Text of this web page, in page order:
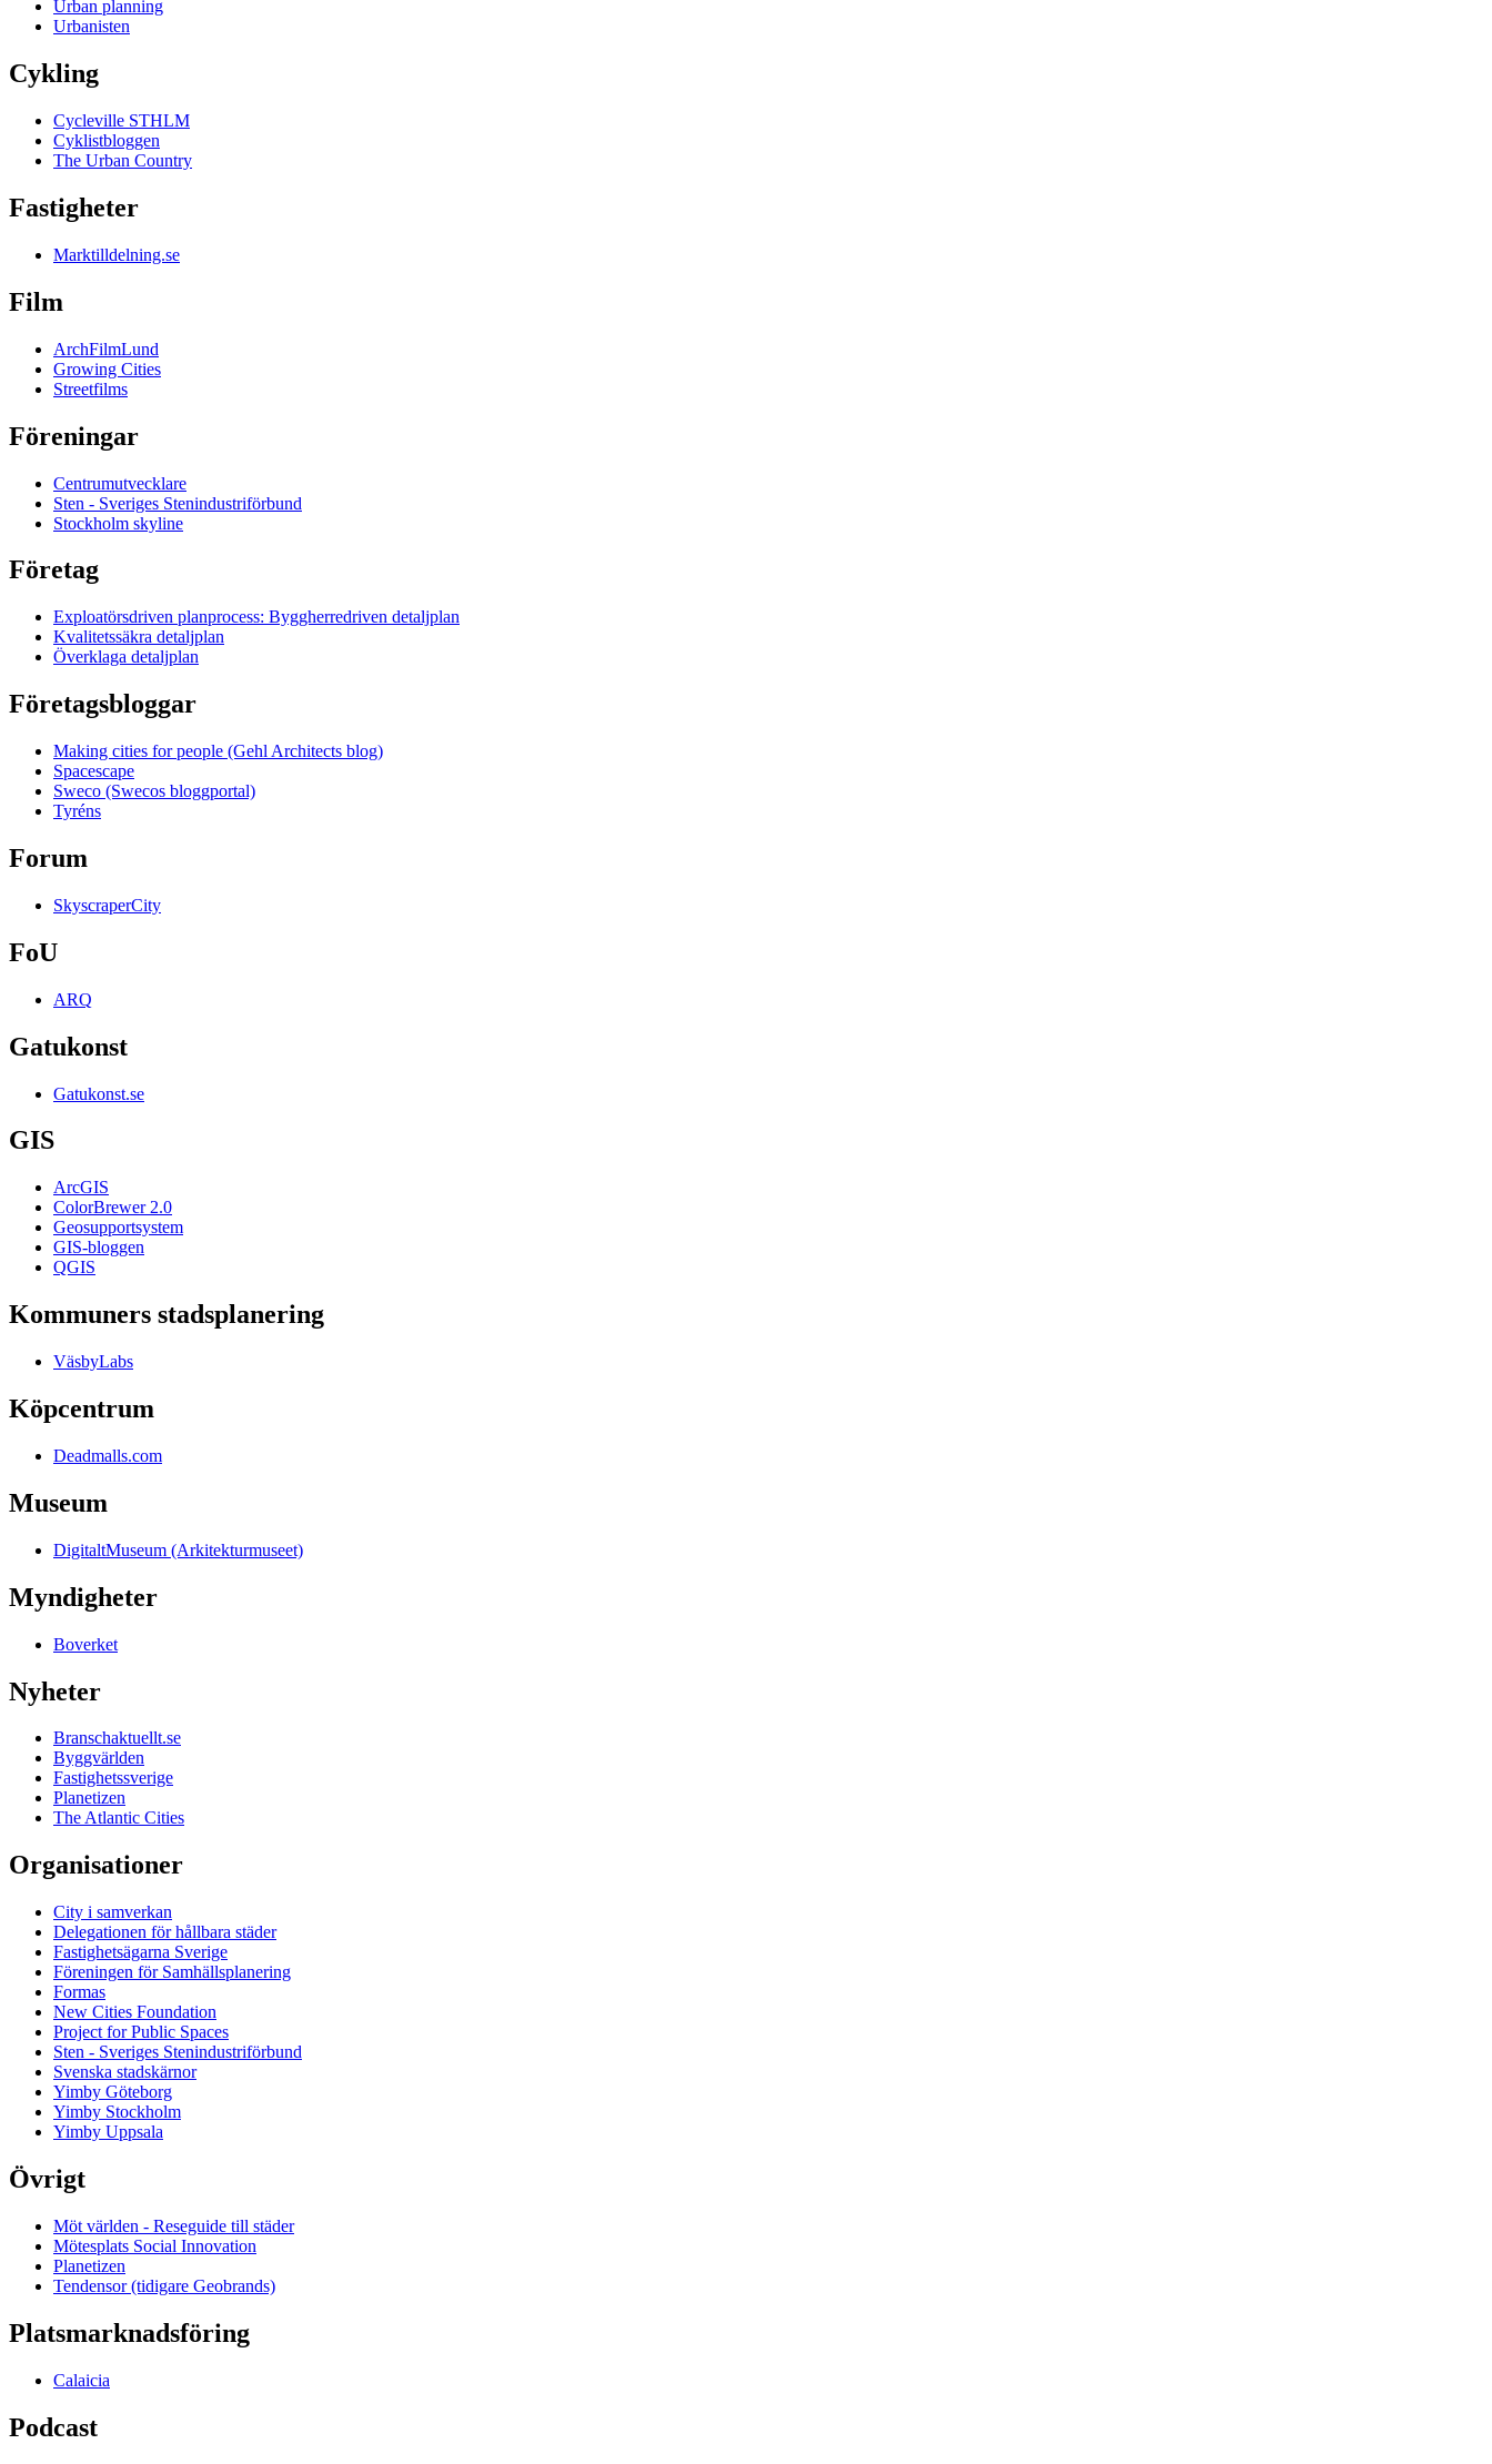
Urban planning
Urbanisten
Cykling
Cycleville STHLM
Cyklistbloggen
The Urban Country
Fastigheter
Marktilldelning.se
Film
ArchFilmLund
Growing Cities
Streetfilms
Föreningar
Centrumutvecklare
Sten - Sveriges Stenindustriförbund
Stockholm skyline
Företag
Exploatörsdriven planprocess: Byggherredriven detaljplan
Kvalitetssäkra detaljplan
Överklaga detaljplan
Företagsbloggar
Making cities for people (Gehl Architects blog)
Spacescape
Sweco (Swecos bloggportal)
Tyréns
Forum
SkyscraperCity
FoU
ARQ
Gatukonst
Gatukonst.se
GIS
ArcGIS
ColorBrewer 2.0
Geosupportsystem
GIS-bloggen
QGIS
Kommuners stadsplanering
VäsbyLabs
Köpcentrum
Deadmalls.com
Museum
DigitaltMuseum (Arkitekturmuseet)
Myndigheter
Boverket
Nyheter
Branschaktuellt.se
Byggvärlden
Fastighetssverige
Planetizen
The Atlantic Cities
Organisationer
City i samverkan
Delegationen för hållbara städer
Fastighetsägarna Sverige
Föreningen för Samhällsplanering
Formas
New Cities Foundation
Project for Public Spaces
Sten - Sveriges Stenindustriförbund
Svenska stadskärnor
Yimby Göteborg
Yimby Stockholm
Yimby Uppsala
Övrigt
Möt världen - Reseguide till städer
Mötesplats Social Innovation
Planetizen
Tendensor (tidigare Geobrands)
Platsmarknadsföring
Calaicia
Podcast